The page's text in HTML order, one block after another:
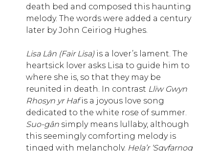
death bed and composed this haunting
melody. The words were added a century
later by John Ceiriog Hughes.
Lisa Lân (Fair Lisa) is a lover’s lament. The
heartsick lover asks Lisa to guide him to
where she is, so that they may be
reunited in death. In contrast Lliw Gwyn
Rhosyn yr Hafis a joyous love song
dedicated to the white rose of summer.
Suo-gân simply means lullaby, although
this seemingly comforting melody is
tinged with melancholy. Hela’r ‘Sgyfarnog